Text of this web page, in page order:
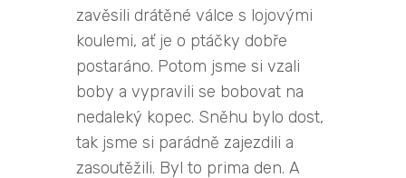
zavěsili drátěné válce s lojovými
koulemi, ať je o ptáčky dobře
postaráno. Potom jsme si vzali
boby a vypravili se bobovat na
nedaleký kopec. Sněhu bylo dost,
tak jsme si parádně zajezdili a
zasoutěžili. Byl to prima den. A